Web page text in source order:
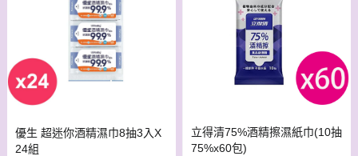
優生 超迷你酒精濕巾8抽3入X
24組
立得清75%酒精擦濕紙巾(10抽
75%x60包)